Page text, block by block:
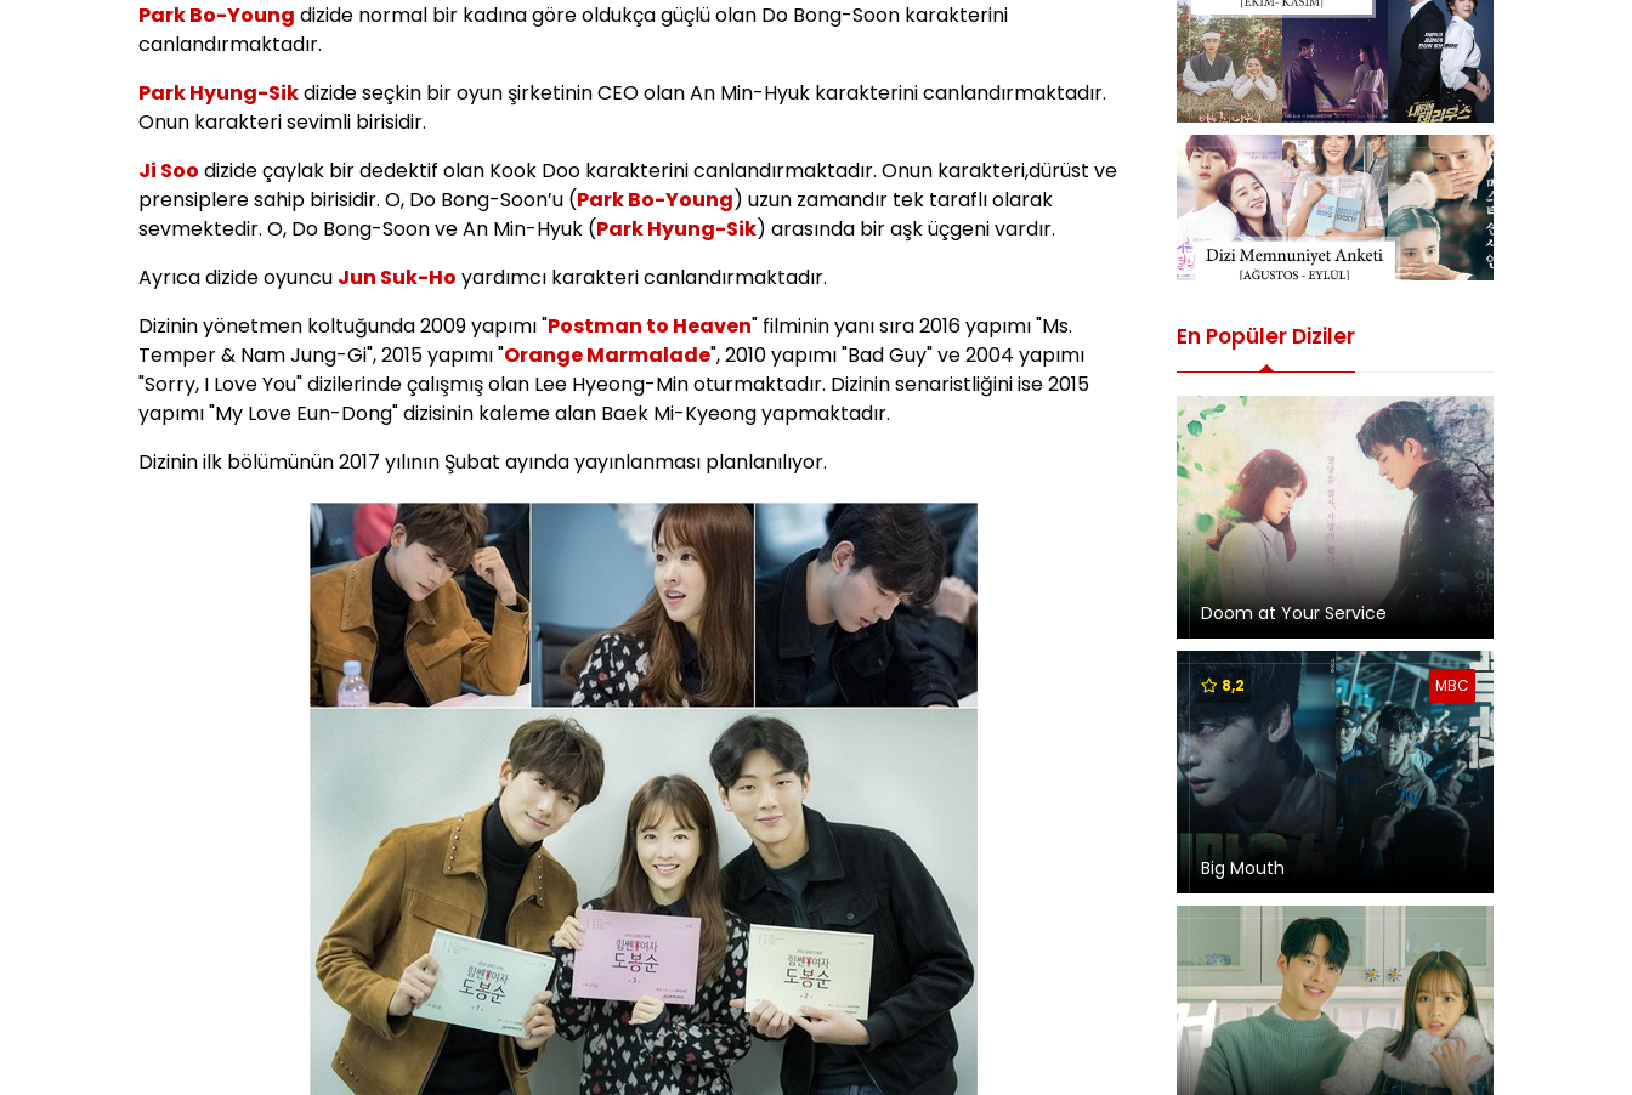
Park Bo-Young dizide normal bir kadına göre oldukça güçlü olan Do Bong-Soon karakterini
canlandırmaktadır.
Park Hyung-Sikdizide seçkin bir oyun şirketinin CEO olan An Min-Hyuk karakterini canlandırmaktadır.
Onun karakteri sevimli birisidir.
Ji Soo dizide çaylak bir dedektif olan Kook Doo karakterini canlandırmaktadır. Onun karakteri,dürüst ve
prensiplere sahip birisidir. O, Do Bong-Soon’u (Park Bo-Young) uzun zamandır tek taraflı olarak
sevmektedir. O, Do Bong-Soon ve An Min-Hyuk (Park Hyung-Sik) arasında bir aşk üçgeni vardır.
Ayrıca dizide oyuncu Jun Suk-Ho yardımcı karakteri canlandırmaktadır.
Dizinin yönetmen koltuğunda 2009 yapımı "Postman to Heaven" filminin yanı sıra 2016 yapımı "Ms.
Temper & Nam Jung-Gi", 2015 yapımı "Orange Marmalade", 2010 yapımı "Bad Guy" ve 2004 yapımı
"Sorry, I Love You" dizilerinde çalışmış olan Lee Hyeong-Min oturmaktadır. Dizinin senaristliğini ise 2015
yapımı "My Love Eun-Dong" dizisinin kaleme alan Baek Mi-Kyeong yapmaktadır.
Dizinin ilk bölümünün 2017 yılının Şubat ayında yayınlanması planlanılıyor.
En Popüler Diziler
Doom at Your Service
MBC
8,2
Big Mouth